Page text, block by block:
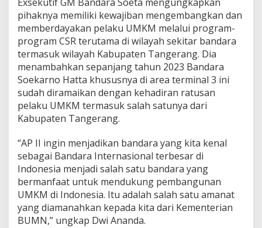
pihaknya memiliki kewajiban mengembangkan dan
memberdayakan pelaku UMKM melalui program-
program CSR terutama di wilayah sekitar bandara
termasuk wilayah Kabupaten Tangerang. Dia
menambahkan sepanjang tahun 2023 Bandara
Soekarno Hatta khususnya di area terminal 3 ini
sudah diramaikan dengan kehadiran ratusan
pelaku UMKM termasuk salah satunya dari
Kabupaten Tangerang.
“AP II ingin menjadikan bandara yang kita kenal
sebagai Bandara Internasional terbesar di
Indonesia menjadi salah satu bandara yang
bermanfaat untuk mendukung pembangunan
UMKM di Indonesia. Itu adalah salah satu amanat
yang diamanahkan kepada kita dari Kementerian
BUMN,” ungkap Dwi Ananda.